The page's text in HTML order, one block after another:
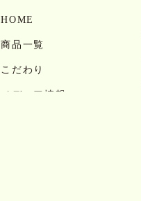
HOME
商品一覧
こだわり
メディア情報